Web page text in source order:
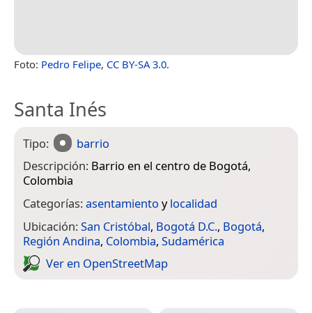
Foto: Pedro Felipe, CC BY-SA 3.0.
Santa Inés
Tipo:
barrio
Descripción: Barrio en el centro de Bogotá,
Colombia
Categorías:asentamiento ylocalidad
Ubicación:San Cristóbal, Bogotá D.C., Bogotá,
Región Andina, Colombia, Sudamérica
Ver en Open­Street­Map